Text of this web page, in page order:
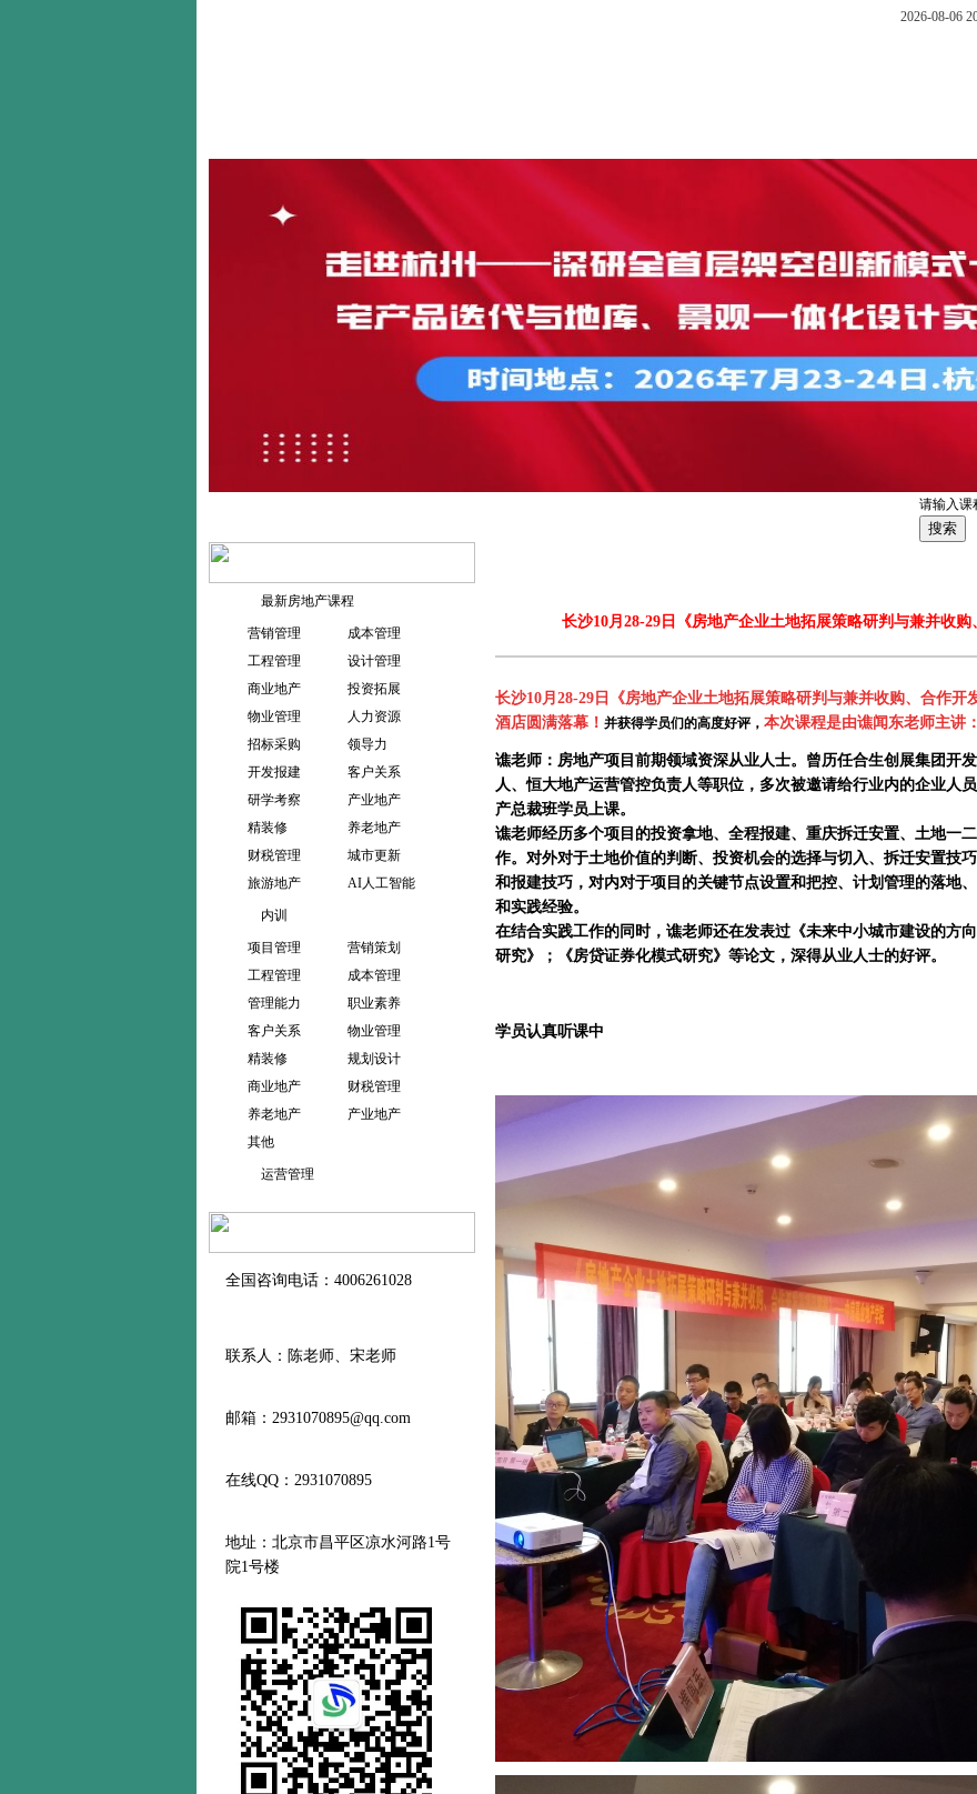
2026-08-06
请输入课
最新房地产课程
营销管理
成本管理
工程管理
设计管理
商业地产
投资拓展
物业管理
人力资源
招标采购
领导力
开发报建
客户关系
研学考察
产业地产
精装修
养老地产
财税管理
城市更新
旅游地产
AI人工智能
内训
项目管理
营销策划
工程管理
成本管理
管理能力
职业素养
客户关系
物业管理
精装修
规划设计
商业地产
财税管理
养老地产
产业地产
其他
运营管理
全国咨询电话：4006261028
联系人：陈老师、宋老师
邮箱：2931070895@qq.com
在线QQ：2931070895
地址：北京市昌平区凉水河路1号
院1号楼
长沙10月28-29日《房地产企业土地拓展策略研判与兼并收
长沙10月28-29日《房地产企业土地拓展策略研判与兼并收购、合作开
酒店圆满落幕！ 并获得学员们的高度好评， 本次课程是由谯闻东老师主讲：
谯老师： 房地产项目前期领域资深从业人士。曾历任合生创展集团开
人、恒大地产运营管控负责人等职位，多次被邀请给行业内的企业人
产总裁班学员上课。
谯老师经历多个项目的投资拿地、全程报建、重庆拆迁安置、土地一
作。对外对于土地价值的判断、投资机会的选择与切入、拆迁安置技
和报建技巧，对内对于项目的关键节点设置和把控、计划管理的落地
和实践经验。
在结合实践工作的同时，谯老师还在发表过《未来中小城市建设的方
研究》；《房贷证券化模式研究》等论文，深得从业人士的好评。
学员认真听课中